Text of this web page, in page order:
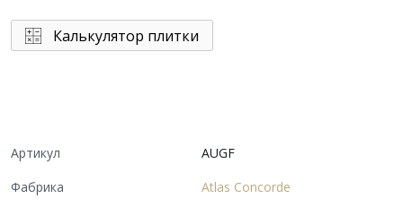
Калькулятор плитки
Артикул
AUGF
Фабрика
Atlas Concorde